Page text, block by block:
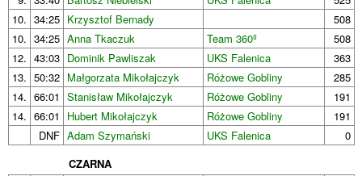
10. 34:25 Krzysztof Bernady
508
10. 34:25 Anna Tkaczuk Team 360º
508
12. 43:03 Dominik Pawliszak UKS Falenica
363
13. 50:32 Małgorzata Mikołajczyk Różowe Gobliny
285
14. 66:01 Stanisław Mikołajczyk Różowe Gobliny
191
14. 66:01 Hubert Mikołajczyk Różowe Gobliny
191
DNF Adam Szymański UKS Falenica
0
CZARNA